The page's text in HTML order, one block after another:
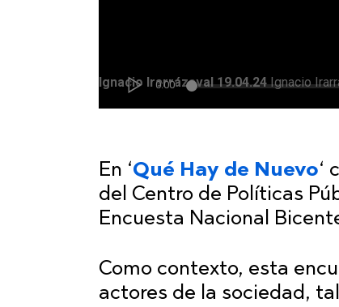
En ‘Qué Hay de Nuevo‘
del Centro de Políticas
Encuesta Nacional
Como contexto, esta
actores de la sociedad,